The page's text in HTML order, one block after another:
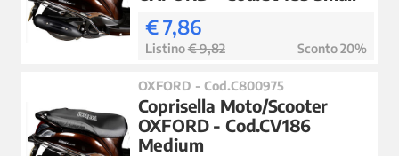
€ 7,86
Listino€ 9,82 Sconto 20%
OXFORD - Cod.C800975
Coprisella Moto/Scooter
OXFORD - Cod.CV186
Medium